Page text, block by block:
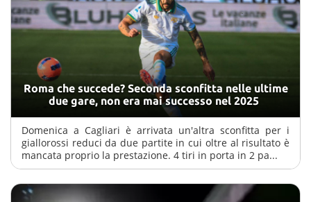
Roma che succede? Seconda sconfitta nelle ultime
due gare, non era mai successo nel 2025
Domenica a Cagliari è arrivata un'altra sconfitta per i
giallorossi reduci da due partite in cui oltre al risultato è
mancata proprio la prestazione. 4 tiri in porta in 2 pa...